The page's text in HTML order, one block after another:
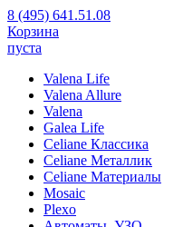
8 (495) 641.51.08
Корзина
пуста
Valena Life
Valena Allure
Valena
Galea Life
Celiane Классика
Celiane Металлик
Celiane Материалы
Mosaic
Plexo